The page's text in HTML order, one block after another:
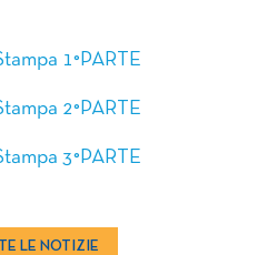
1°PARTE
2°PARTE
3°PARTE
LE NOTIZIE